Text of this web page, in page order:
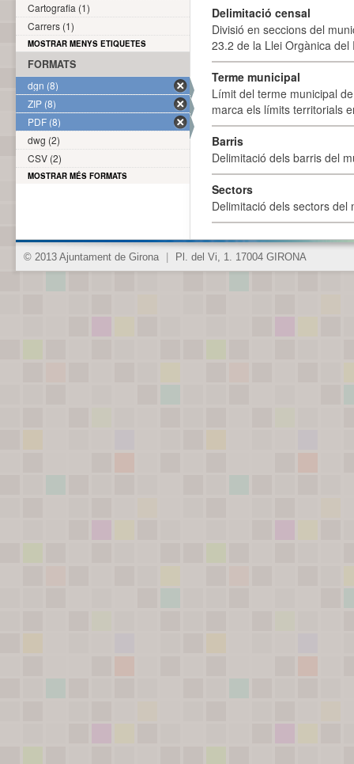
Delimitació censal
Divisió en seccions del
23.2 de la Llei Orgànica
Terme municipal
Límit del terme municipal
marca els límits territorials
Barris
Delimitació dels barris del
Sectors
Delimitació dels sectors del
Cartografia (1)
Carrers (1)
MOSTRAR MENYS ETIQUETES
FORMATS
dgn (8)
ZIP (8)
PDF (8)
dwg (2)
CSV (2)
MOSTRAR MÉS FORMATS
© 2013 Ajuntament de Girona Pl. del Vi, 1. 17004 GIRONA